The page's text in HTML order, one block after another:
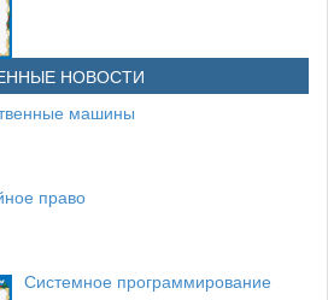
НОВОСТИ
машины
право
Системное программирование